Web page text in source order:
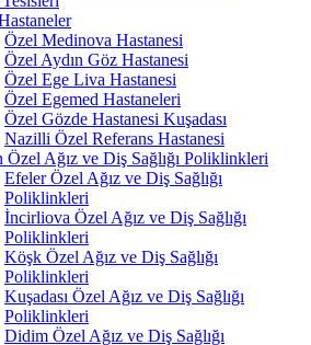
Özel Medinova Hastanesi
Özel Aydın Göz Hastanesi
Özel Ege Liva Hastanesi
Özel Egemed Hastaneleri
Özel Gözde Hastanesi Kuşadası
Nazilli Özel Referans Hastanesi
Özel Ağız ve Diş Sağlığı Poliklinkleri
Efeler Özel Ağız ve Diş Sağlığı
Poliklinkleri
İncirliova Özel Ağız ve Diş Sağlığı
Poliklinkleri
Köşk Özel Ağız ve Diş Sağlığı
Poliklinkleri
Kuşadası Özel Ağız ve Diş Sağlığı
Poliklinkleri
Didim Özel Ağız ve Diş Sağlığı